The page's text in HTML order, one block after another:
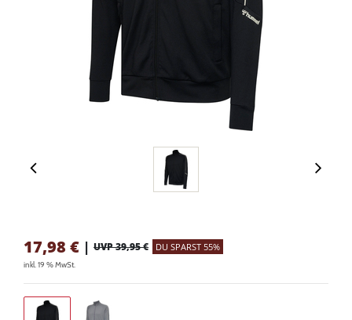
17,98 € | UVP 39,95 € DU SPARST 55%
inkl. 19 % MwSt.